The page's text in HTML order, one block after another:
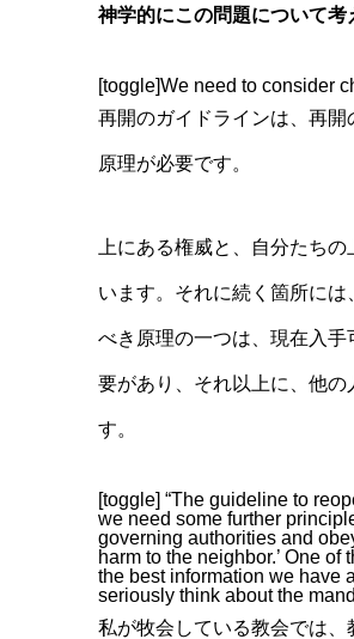
神学的にこの問題について考
[toggle]We need to consider
再開のガイドラインは、再
原理が必要です。
上にある権威と、自分たち
います。それに続く箇所に
べき原理の一つは、現在入
要があり、それ以上に、他
す。
[toggle] “The guideline to
we need some further
governing authorities and
harm to the neighbor.’ One
the best information we have
seriously think about the
私が牧会している教会では